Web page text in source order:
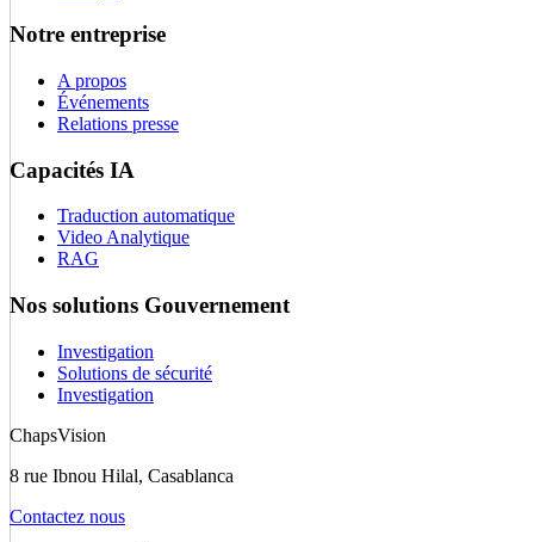
Notre entreprise
A propos
Événements
Relations presse
Capacités IA
Traduction automatique
Video Analytique
RAG
Nos solutions Gouvernement
Investigation
Solutions de sécurité
Investigation
ChapsVision
8 rue Ibnou Hilal, Casablanca
Contactez nous